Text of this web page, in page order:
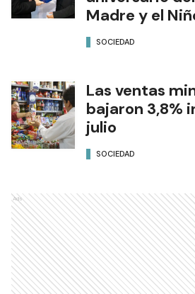
Madre y el
SOCIEDAD
Las ventas
bajaron 3,8%
julio
SOCIEDAD
Ads